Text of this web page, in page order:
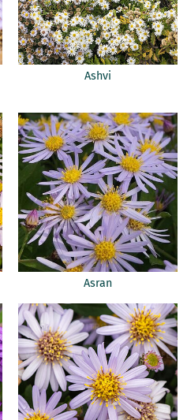
Ashvi
Asran